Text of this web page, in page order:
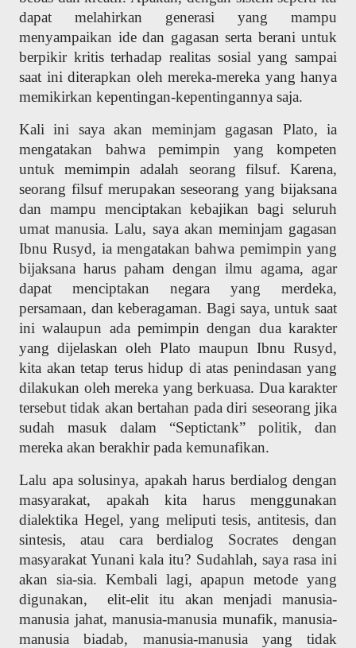
dapat melahirkan generasi yang mampu
menyampaikan ide dan gagasan serta berani untuk
berpikir kritis terhadap realitas sosial yang sampai
saat ini diterapkan oleh mereka-mereka yang hanya
memikirkan kepentingan-kepentingannya saja.
Kali ini saya akan meminjam gagasan Plato, ia
mengatakan bahwa pemimpin yang kompeten
untuk memimpin adalah seorang filsuf. Karena,
seorang filsuf merupakan seseorang yang bijaksana
dan mampu menciptakan kebajikan bagi seluruh
umat manusia. Lalu, saya akan meminjam gagasan
Ibnu Rusyd, ia mengatakan bahwa pemimpin yang
bijaksana harus paham dengan ilmu agama, agar
dapat menciptakan negara yang merdeka,
persamaan, dan keberagaman. Bagi saya, untuk saat
ini walaupun ada pemimpin dengan dua karakter
yang dijelaskan oleh Plato maupun Ibnu Rusyd,
kita akan tetap terus hidup di atas penindasan yang
dilakukan oleh mereka yang berkuasa. Dua karakter
tersebut tidak akan bertahan pada diri seseorang jika
sudah masuk dalam “Septictank” politik, dan
mereka akan berakhir pada kemunafikan.
Lalu apa solusinya, apakah harus berdialog dengan
masyarakat, apakah kita harus menggunakan
dialektika Hegel, yang meliputi tesis, antitesis, dan
sintesis, atau cara berdialog Socrates dengan
masyarakat Yunani kala itu? Sudahlah, saya rasa ini
akan sia-sia. Kembali lagi, apapun metode yang
digunakan, elit-elit itu akan menjadi manusia-
manusia jahat, manusia-manusia munafik, manusia-
manusia biadab, manusia-manusia yang tidak